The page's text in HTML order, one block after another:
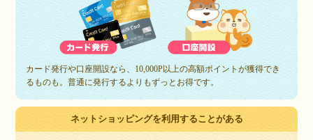
カード発行や口座開設なら、10,000P以上の高額ポイントが獲得でき
るものも。普通に発行するよりもずっとお得です。
ネットショッピングを利用することがある